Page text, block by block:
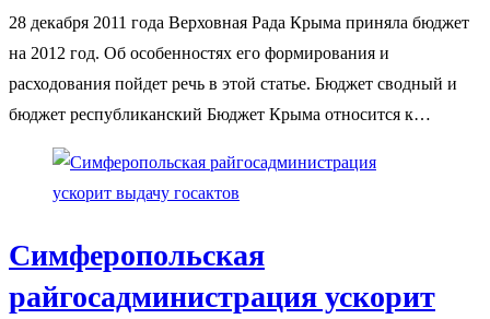
28 декабря 2011 года Верховная Рада Крыма приняла бюджет
на 2012 год. Об особенностях его формирования и
расходования пойдет речь в этой статье. Бюджет сводный и
бюджет республиканский Бюджет Крыма относится к…
Симферопольская
райгосадминистрация ускорит